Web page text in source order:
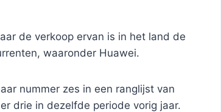
de verkoop ervan is in het land de
waaronder Huawei.
nummer zes in een ranglijst van
drie in dezelfde periode vorig jaar.